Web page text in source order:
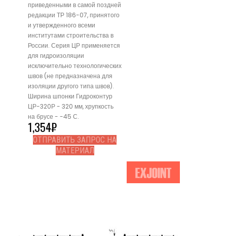
приведенными в самой поздней
редакции ТР 186-07, принятого
и утвержденного всеми
институтами строительства в
России. Серия ЦР применяется
для гидроизоляции
исключительно технологических
швов (не предназначена для
изоляции другого типа швов).
Ширина шпонки Гидроконтур
ЦР-320Р - 320 мм, хрупкость
на брусе - -45 С.
1,354₽
ОТПРАВИТЬ ЗАПРОС НА
МАТЕРИАЛ